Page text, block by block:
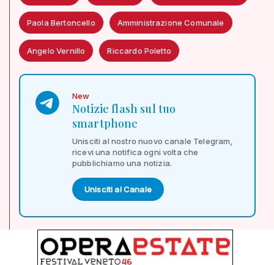
Paola Bertoncello Amministrazione Comunale
Angelo Vernillo Riccardo Poletto
New
Notizie flash sul tuo
smartphone
Unisciti al nostro nuovo canale Telegram,
ricevi una notifica ogni volta che
pubblichiamo una notizia.
Unisciti al Canale